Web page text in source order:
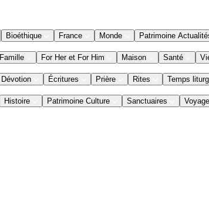
Bioéthique France Monde Patrimoine
Famille For Her et For Him Maison Santé
Dévotion Écritures Prière Rites Temps
Histoire Patrimoine Culture Sanctuaires